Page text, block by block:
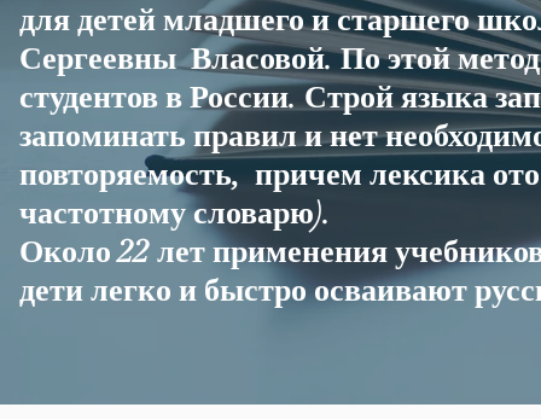
для детей младшего и старшего
Сергеевны Власовой. По этой
студентов в России. Строй языка
запоминать правил и нет
повторяемость, причем лексика
частотному словарю).
Около 22 лет применения
дети легко и быстро осваивают